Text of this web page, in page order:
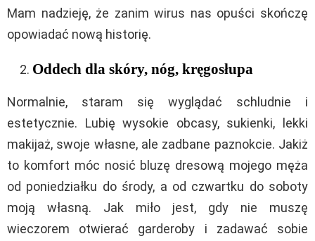
Mam nadzieję, że zanim wirus nas opuści skończę
opowiadać nową historię.
Oddech dla skóry, nóg, kręgosłupa
Normalnie, staram się wyglądać schludnie i
estetycznie. Lubię wysokie obcasy, sukienki, lekki
makijaż, swoje własne, ale zadbane paznokcie. Jakiż
to komfort móc nosić bluzę dresową mojego męża
od poniedziałku do środy, a od czwartku do soboty
moją własną. Jak miło jest, gdy nie muszę
wieczorem otwierać garderoby i zadawać sobie